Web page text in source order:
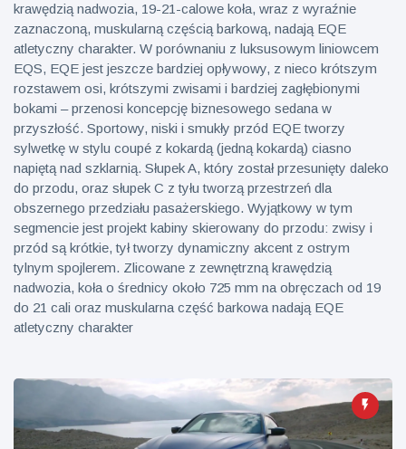
krawędzią nadwozia, 19-21-calowe koła, wraz z wyraźnie
zaznaczoną, muskularną częścią barkową, nadają EQE
atletyczny charakter. W porównaniu z luksusowym liniowcem
EQS, EQE jest jeszcze bardziej opływowy, z nieco krótszym
rozstawem osi, krótszymi zwisami i bardziej zagłębionymi
bokami – przenosi koncepcję biznesowego sedana w
przyszłość. Sportowy, niski i smukły przód EQE tworzy
sylwetkę w stylu coupé z kokardą (jedną kokardą) ciasno
napiętą nad szklarnią. Słupek A, który został przesunięty daleko
do przodu, oraz słupek C z tyłu tworzą przestrzeń dla
obszernego przedziału pasażerskiego. Wyjątkowy w tym
segmencie jest projekt kabiny skierowany do przodu: zwisy i
przód są krótkie, tył tworzy dynamiczny akcent z ostrym
tylnym spojlerem. Zlicowane z zewnętrzną krawędzią
nadwozia, koła o średnicy około 725 mm na obręczach od 19
do 21 cali oraz muskularna część barkowa nadają EQE
atletyczny charakter